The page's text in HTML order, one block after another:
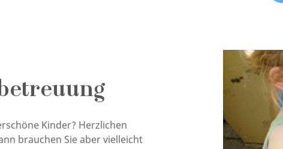
Kinder? Herzlichen
brauchen Sie aber vielleicht